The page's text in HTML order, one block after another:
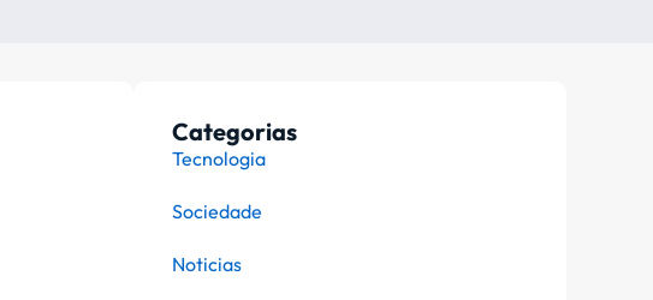
Categorias
Tecnologia
Sociedade
Noticias